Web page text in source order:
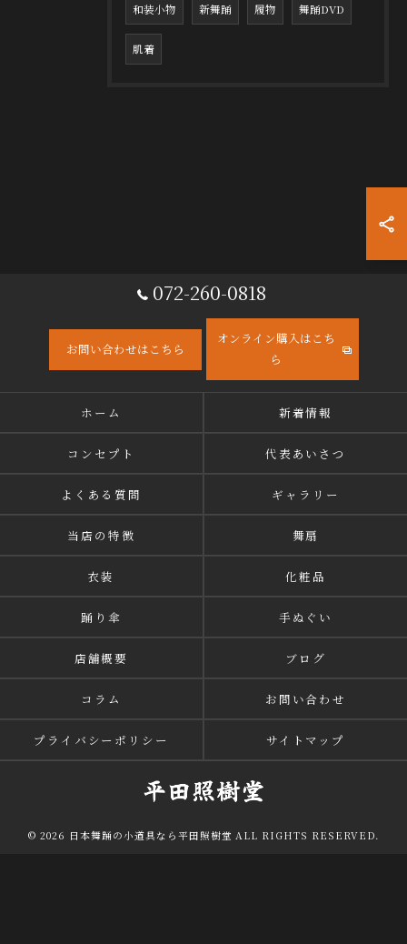
和装小物 新舞踊 履物 舞踊DVD
肌着
072-260-0818
お問い合わせはこちら
オンライン購入はこち
ら
ホーム 新着情報
コンセプト 代表あいさつ
よくある質問 ギャラリー
当店の特徴 舞扇
衣装 化粧品
踊り傘 手ぬぐい
店舗概要 ブログ
コラム お問い合わせ
プライバシーポリシー サイトマップ
© 2026 日本舞踊の小道具なら平田照樹堂 ALL RIGHTS RESERVED.